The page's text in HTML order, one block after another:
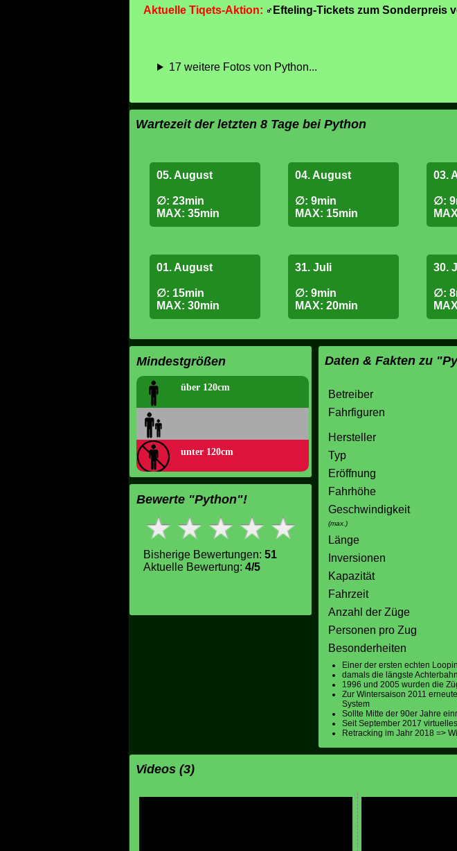
Aktuelle Tiqets-Aktion: Efteling-Tickets zum Sonderpreis
17 weitere Fotos von Python...
Wartezeit der letzten 8 Tage bei Python
05. August
∅: 23min
MAX: 35min
04. August
∅: 9min
MAX: 15min
03.
∅:
01. August
∅: 15min
MAX: 30min
31. Juli
∅: 9min
MAX: 20min
30.
∅:
Mindestgrößen
über 120cm
unter 120cm
Bewerte "Python"!
Bisherige Bewertungen: 51
Aktuelle Bewertung: 4/5
Daten & Fakten zu
Betreiber
Fahrfiguren
Hersteller
Typ
Eröffnung
Fahrhöhe
Geschwindigkeit
(max.)
Länge
Inversionen
Kapazität
Fahrzeit
Anzahl der Züge
Personen pro Zug
Besonderheiten
Einer der ersten echten
damals die längste
1996 und 2005 wurden die
Zur Wintersaison 2011
System
Sollte Mitte der 90er Jahre
Seit September 2017
Retracking im Jahr 2018 =>
Videos (3)